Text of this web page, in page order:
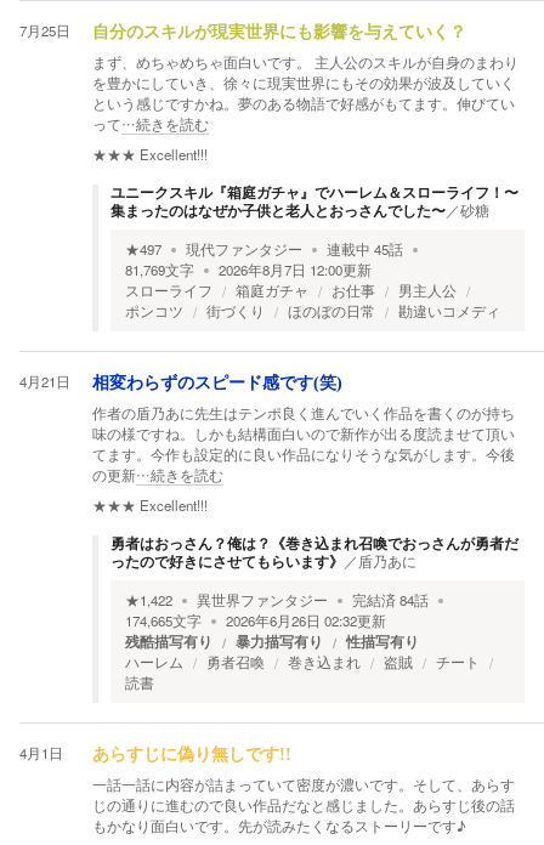
7月25日 自分のスキルが現実世界にも影響を与えていく？
まず、めちゃめちゃ面白いです。 主人公のスキルが自身のまわり
を豊かにしていき、徐々に現実世界にもその効果が波及していく
という感じですかね。夢のある物語で好感がもてます。伸びてい
って…続きを読む
★★★ Excellent!!!
ユニークスキル『箱庭ガチャ』でハーレム＆スローライフ！〜
集まったのはなぜか子供と老人とおっさんでした〜／砂糖
★497 現代ファンタジー 連載中 45話
81,769文字 2026年8月7日 12:00更新
スローライフ
箱庭ガチャ お仕事
男主人公
ポンコツ
街づくり ほのぼの日常 勘違いコメディ
4月21日 相変わらずのスピード感です(笑)
作者の盾乃あに先生はテンポ良く進んでいく作品を書くのが持ち
味の様ですね。しかも結構面白いので新作が出る度読ませて頂い
てます。今作も設定的に良い作品になりそうな気がします。今後
の更新…続きを読む
★★★ Excellent!!!
勇者はおっさん？俺は？《巻き込まれ召喚でおっさんが勇者だ
ったので好きにさせてもらいます》 ／ 盾乃あに
★1,422 異世界ファンタジー 完結済84話
174,665文字 2026年6月26日 02:32更新
残酷描写有り 暴力描写有り 性描写有り
ハーレム 勇者召喚 巻き込まれ 盗賊
チート
読書
4月1日 あらすじに偽り無しです!!
一話一話に内容が詰まっていて密度が濃いです。そして、あらす
じの通りに進むので良い作品だなと感じました。あらすじ後の話
もかなり面白いです。先が読みたくなるストーリーです♪